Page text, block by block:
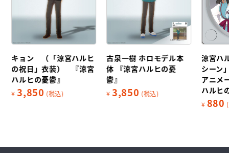
キョン （「涼宮ハルヒ
の祝日」衣装） 『涼宮
ハルヒの憂鬱』
¥ 3,850 (税込)
古泉一樹 ホロモデル本
体 『涼宮ハルヒの憂
鬱』
¥ 3,850 (税込)
涼宮ハ
シーン
アニメ
ハルヒ
¥ 880